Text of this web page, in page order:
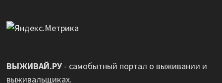
ВЫЖИВАЙ.РУ- самобытный портал о выживании и
выживальщиках.